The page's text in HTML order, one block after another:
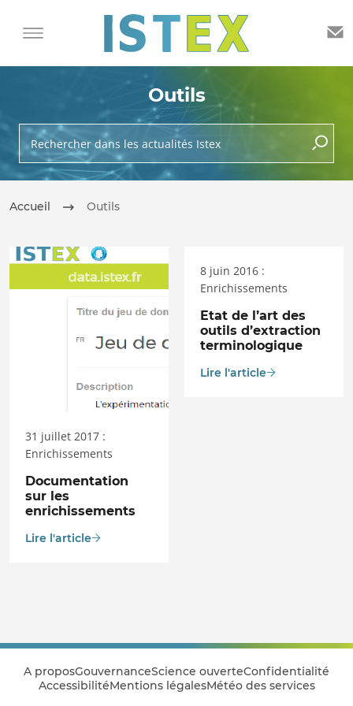
Outils
Rechercher dans les actualités Istex
lancer
Accueil Outils
31 juillet 2017 :
Enrichissements
Documentation
sur les
enrichissements
Lire l'article
8 juin 2016 :
Enrichissements
Etat de l’art des
outils d’extraction
terminologique
Lire l'article
A proposGouvernanceScience ouverteConfidentialité
AccessibilitéMentions légalesMétéo des services